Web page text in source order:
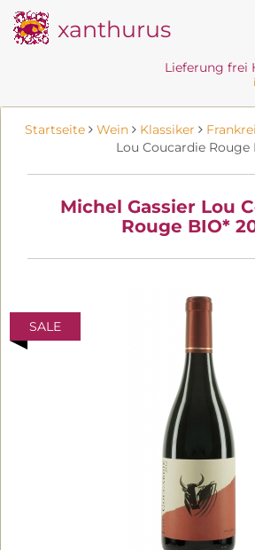
xanthurus
Lieferung frei
Startseite Wein Klassiker
Lou Coucardie Rouge
Michel Gassier Lou
Rouge BIO*
SALE